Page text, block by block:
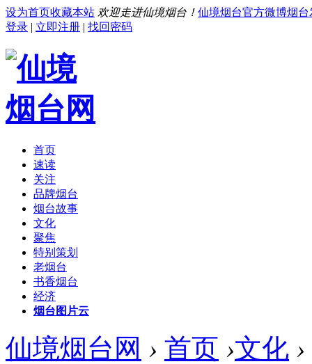
设为首页收藏本站 欢迎走进仙境烟台！ 仙境烟台官方微博烟台
登录 | 立即注册 | 找回密码
首页
速读
关注
品牌烟台
烟台故事
文化
聚焦
特别策划
老烟台
书香烟台
经济
烟台图片云
仙境烟台网 › 首页 ›文化 ›